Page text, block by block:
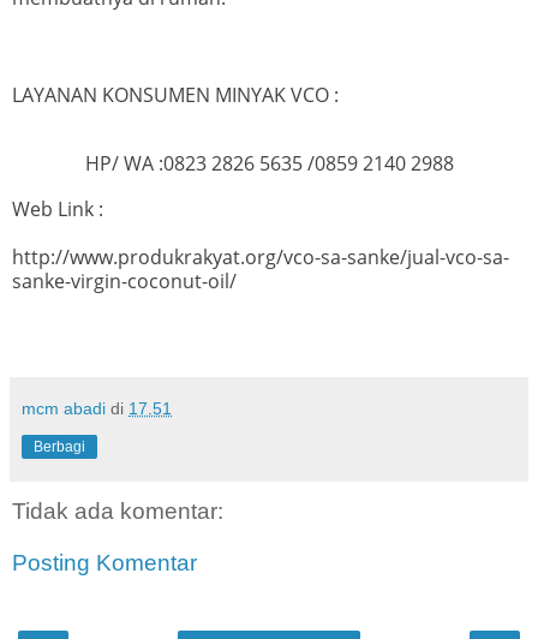
LAYANAN KONSUMEN MINYAK VCO :
HP/ WA :0823 2826 5635 /0859 2140 2988
Web Link :
http://www.produkrakyat.org/vco-sa-sanke/jual-vco-sa-
sanke-virgin-coconut-oil/
mcm abadi di 17.51
Berbagi
Tidak ada komentar:
Posting Komentar